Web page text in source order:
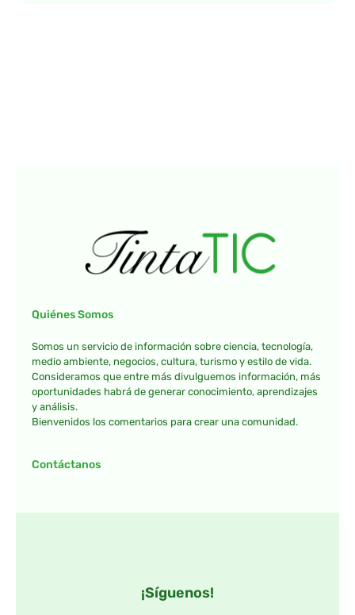
Quiénes Somos
Somos un servicio de información sobre ciencia, tecnología,
medio ambiente, negocios, cultura, turismo y estilo de vida.
Consideramos que entre más divulguemos información, más
oportunidades habrá de generar conocimiento, aprendizajes
y análisis.
Bienvenidos los comentarios para crear una comunidad.
Contáctanos
¡Síguenos!